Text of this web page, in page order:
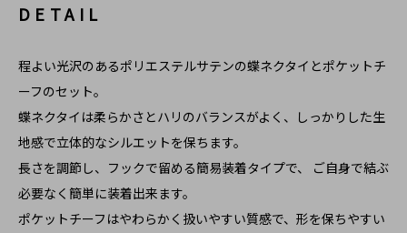
DETAIL
程よい光沢のあるポリエステルサテンの蝶ネクタイとポケットチ
ーフのセット。
蝶ネクタイは柔らかさとハリのバランスがよく、しっかりした生
地感で立体的なシルエットを保ちます。
長さを調節し、フックで留める簡易装着タイプで、 ご自身で結ぶ
必要なく簡単に装着出来ます。
ポケットチーフはやわらかく扱いやすい質感で、形を保ちやすい